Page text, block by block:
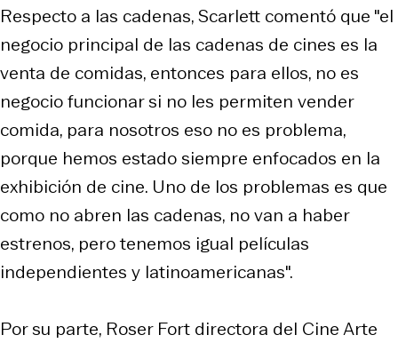
Respecto a las cadenas, Scarlett comentó que "el
negocio principal de las cadenas de cines es la
venta de comidas, entonces para ellos, no es
negocio funcionar si no les permiten vender
comida, para nosotros eso no es problema,
porque hemos estado siempre enfocados en la
exhibición de cine. Uno de los problemas es que
como no abren las cadenas, no van a haber
estrenos, pero tenemos igual películas
independientes y latinoamericanas".
Por su parte, Roser Fort directora del Cine Arte